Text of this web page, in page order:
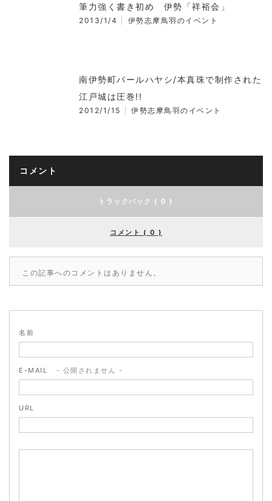
筆力強く書き初め 伊勢「祥裕会」
2013/1/4 伊勢志摩鳥羽のイベント
南伊勢町パールハヤシ/本真珠で制作された
江戸城は圧巻!!
2012/1/15 伊勢志摩鳥羽のイベント
コメント
トラックバック ( 0 )
コメント ( 0 )
この記事へのコメントはありません。
名前
E-MAIL - 公開されません -
URL